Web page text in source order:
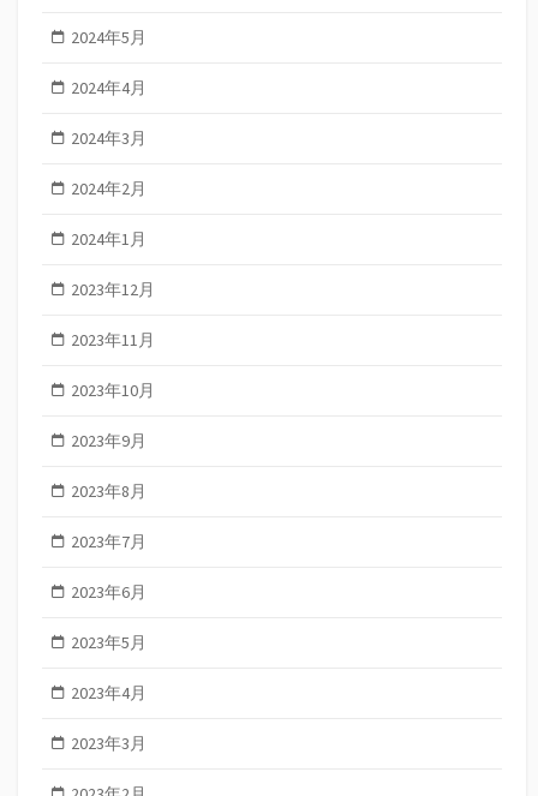
2024年5月
2024年4月
2024年3月
2024年2月
2024年1月
2023年12月
2023年11月
2023年10月
2023年9月
2023年8月
2023年7月
2023年6月
2023年5月
2023年4月
2023年3月